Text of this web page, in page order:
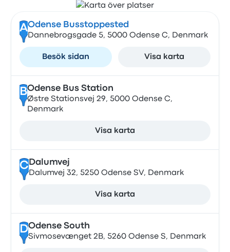
AOdense Busstoppested
Dannebrogsgade 5, 5000 Odense C, Denmark
Besök sidan Visa karta
BOdense Bus Station
Østre Stationsvej 29, 5000 Odense C,
Denmark
Visa karta
CDalumvej
Dalumvej 32, 5250 Odense SV, Denmark
Visa karta
DOdense South
Sivmosevænget 2B, 5260 Odense S, Denmark